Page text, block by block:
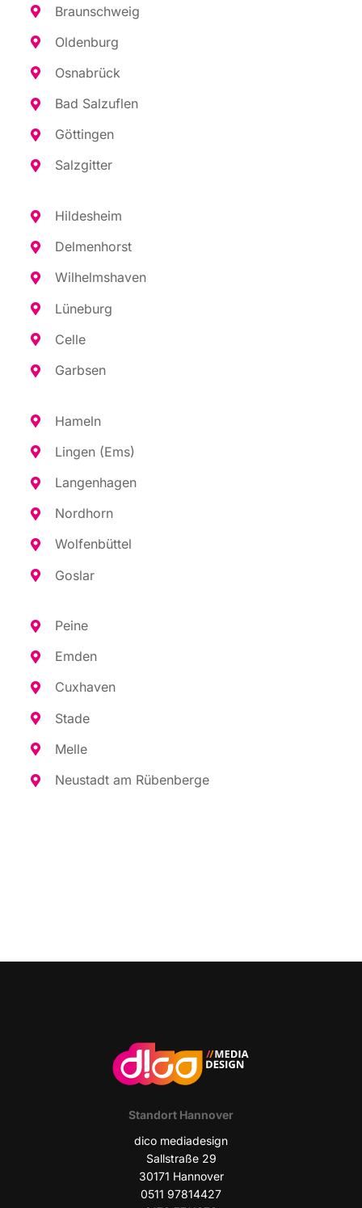
Braun­schweig
Olden­burg
Osna­brück
Bad Sal­zu­flen
Göt­tin­gen
Salz­git­ter
Hil­des­heim
Del­men­horst
Wil­helms­ha­ven
Lüne­burg
Cel­le
Garb­sen
Hameln
Lin­gen (Ems)
Lan­gen­ha­gen
Nord­horn
Wol­fen­büt­tel
Gos­lar
Pei­ne
Emden
Cux­ha­ven
Sta­de
Mel­le
Neu­stadt am Rübenberge
Stand­ort Hannover
dico media­de­sign
Sall­stra­ße 29
30171 Han­no­ver
0511 97814427